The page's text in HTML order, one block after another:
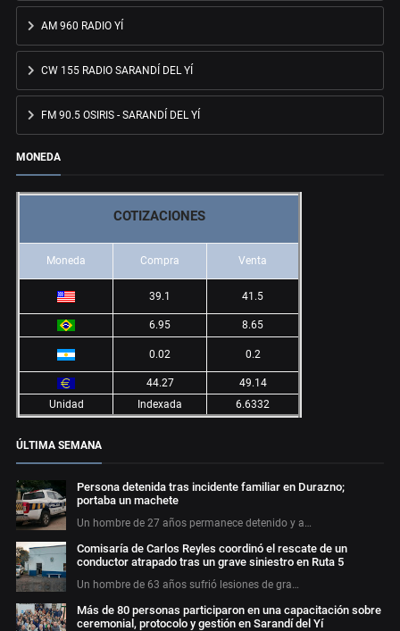
AM 960 RADIO YÍ
CW 155 RADIO SARANDÍ DEL YÍ
FM 90.5 OSIRIS - SARANDÍ DEL YÍ
MONEDA
COTIZACIONES
Moneda Compra Venta
39.1 41.5
6.95 8.65
0.02 0.2
44.27
49.14
Unidad
Indexada 6.6332
ÚLTIMA SEMANA
Persona detenida tras incidente familiar en Durazno;
portaba un machete
Un hombre de 27 años permanece detenido y a…
Comisaría de Carlos Reyles coordinó el rescate de un
conductor atrapado tras un grave siniestro en Ruta 5
Un hombre de 63 años sufrió lesiones de gra…
Más de 80 personas participaron en una capacitación sobre
ceremonial, protocolo y gestión en Sarandí del Yí